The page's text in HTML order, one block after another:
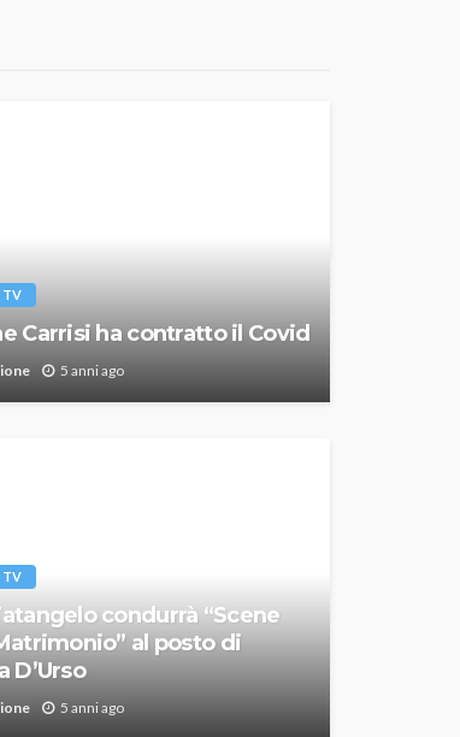
TV
Carrisi ha contratto il Covid
5 anni ago
TV
condurrà “Scene
al posto di
D’Urso
5 anni ago